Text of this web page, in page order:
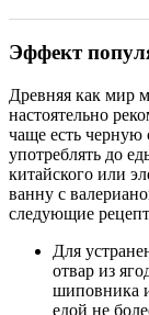
Эффект
Древняя как мир
настоятельно
чаще есть
употреблять до
китайского или
ванну с
следующие
Для
отвар из
шиповника
едой не